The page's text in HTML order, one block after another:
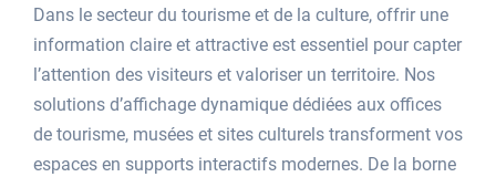
Dans le secteur du tourisme et de la culture, offrir une
information claire et attractive est essentiel pour capter
l’attention des visiteurs et valoriser un territoire. Nos
solutions d’affichage dynamique dédiées aux offices
de tourisme, musées et sites culturels transforment vos
espaces en supports interactifs modernes. De la borne